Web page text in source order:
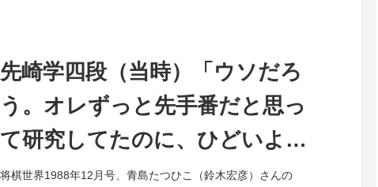
先崎学四段（当時）「ウソだろ
う。オレずっと先手番だと思っ
て研究してたのに、ひどいよ
お」
将棋世界1988年12月号、青島たつひこ（鈴木宏彦）さんの